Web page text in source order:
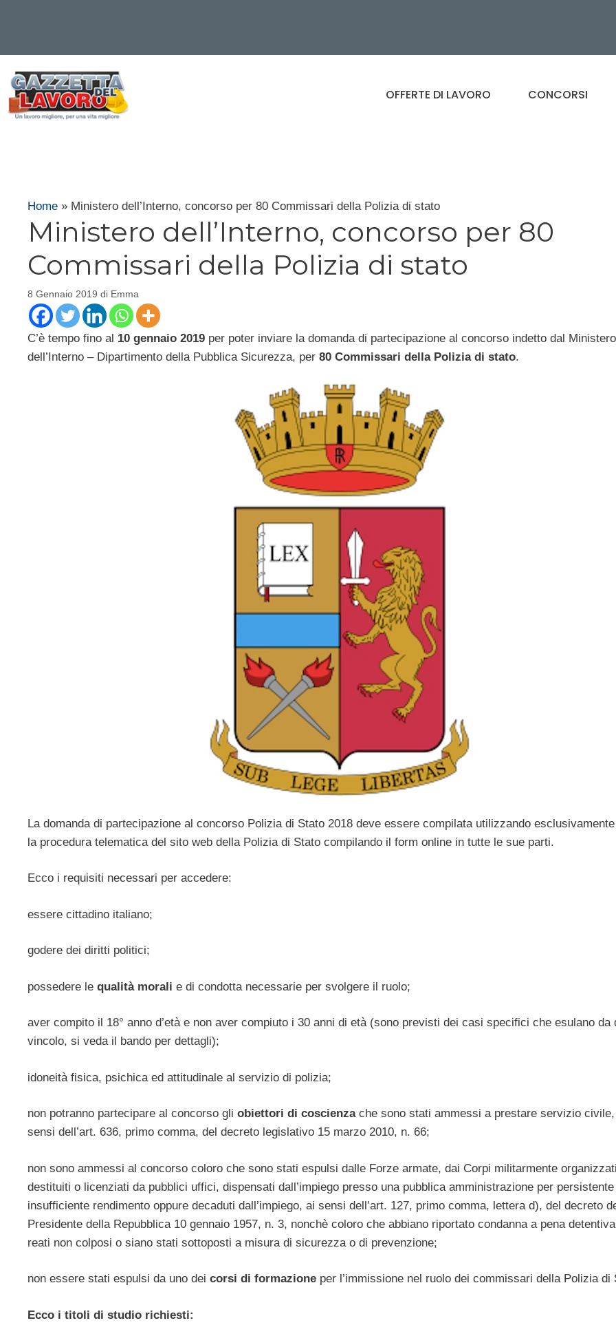
contenuto
OFFERTE DI LAVORO CONCORSI
Home » Ministero dell’Interno, concorso per 80 Commissari della Polizia di stato
Ministero dell’Interno, concorso per 80
Commissari della Polizia di stato
8 Gennaio 2019 di Emma
C’è tempo fino al 10 gennaio 2019 per poter inviare la domanda di partecipazione al concorso indetto dal Ministero
dell’Interno – Dipartimento della Pubblica Sicurezza, per 80 Commissari della Polizia di stato.
La domanda di partecipazione al concorso Polizia di Stato 2018 deve essere compilata utilizzando esclusivamente
la procedura telematica del sito web della Polizia di Stato compilando il form online in tutte le sue parti.
Ecco i requisiti necessari per accedere:
essere cittadino italiano;
godere dei diritti politici;
possedere le qualità morali e di condotta necessarie per svolgere il ruolo;
aver compito il 18° anno d’età e non aver compiuto i 30 anni di età (sono previsti dei casi specifici che esulano da
vincolo, si veda il bando per dettagli);
idoneità fisica, psichica ed attitudinale al servizio di polizia;
non potranno partecipare al concorso gli obiettori di coscienzache sono stati ammessi a prestare servizio civile,
sensi dell’art. 636, primo comma, del decreto legislativo 15 marzo 2010, n. 66;
non sono ammessi al concorso coloro che sono stati espulsi dalle Forze armate, dai Corpi militarmente
destituiti o licenziati da pubblici uffici, dispensati dall’impiego presso una pubblica amministrazione per persistente
insufficiente rendimento oppure decaduti dall’impiego, ai sensi dell’art. 127, primo comma, lettera d), del decreto
Presidente della Repubblica 10 gennaio 1957, n. 3, nonchè coloro che abbiano riportato condanna a pena
reati non colposi o siano stati sottoposti a misura di sicurezza o di prevenzione;
non essere stati espulsi da uno dei corsi di formazione per l’immissione nel ruolo dei commissari della Polizia di
Ecco i titoli di studio richiesti: